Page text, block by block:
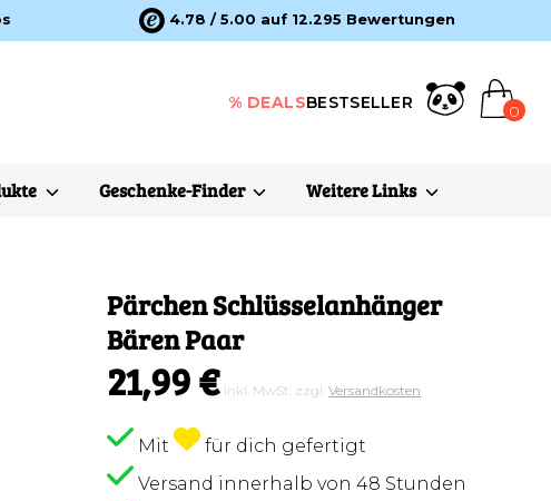
4.78 / 5.00 auf 12.295 Bewertungen
% DEALSBESTSELLER 0
Geschenke-Finder Weitere Links
Pärchen Schlüsselanhänger
Bären Paar
21,99 € inkl. MwSt. zzgl.Versandkosten
Mit
für dich gefertigt
Versand innerhalb von 48 Stunden